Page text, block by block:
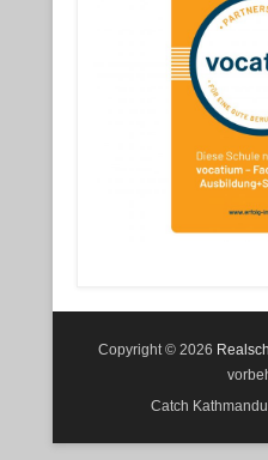
Copyright © 2026
Catch